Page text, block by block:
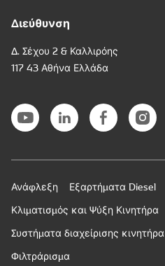
Διεύθυνση
Δ. Σέχου 2 & Καλλιρόης
117 43 Αθήνα Ελλάδα
Ανάφλεξη
Εξαρτήματα Diesel
Κλιματισμός και Ψύξη Κινητήρα
Συστήματα διαχείρισης κινητήρα
Φιλτράρισμα